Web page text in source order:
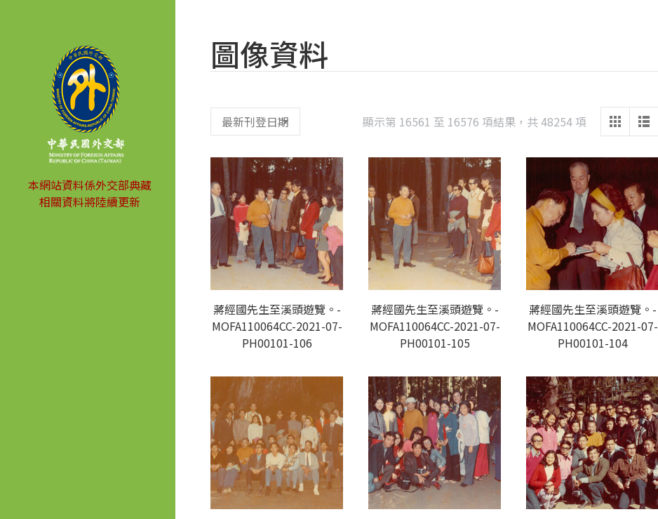
本網站資料係外交部典藏
相關資料將陸續更新
圖像資料
顯示第 16561 至 16576 項結果，共 48254 項 Sorted
latest
蔣經國先生至溪頭遊覽。-
MOFA110064CC-2021-07-
PH00101-106
蔣經國先生至溪頭遊覽。-
MOFA110064CC-2021-07-
PH00101-105
蔣經國先生至溪頭遊覽。-
MOFA110064CC-2021-07-
PH00101-104